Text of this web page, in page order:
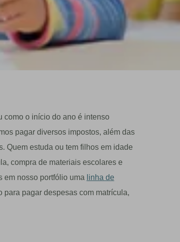
como o início do ano é intenso
pagar diversos impostos, além das
Quem estuda ou tem filhos em idade
compra de materiais escolares e
em nosso portfólio uma linha de
para pagar despesas com matrícula,